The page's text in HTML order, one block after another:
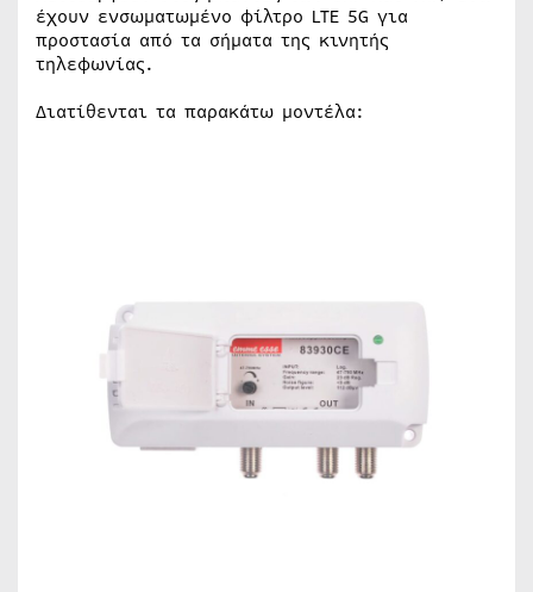
έχουν ενσωματωμένο φίλτρο LTE 5G για
προστασία από τα σήματα της κινητής
τηλεφωνίας.
Διατίθενται τα παρακάτω μοντέλα: